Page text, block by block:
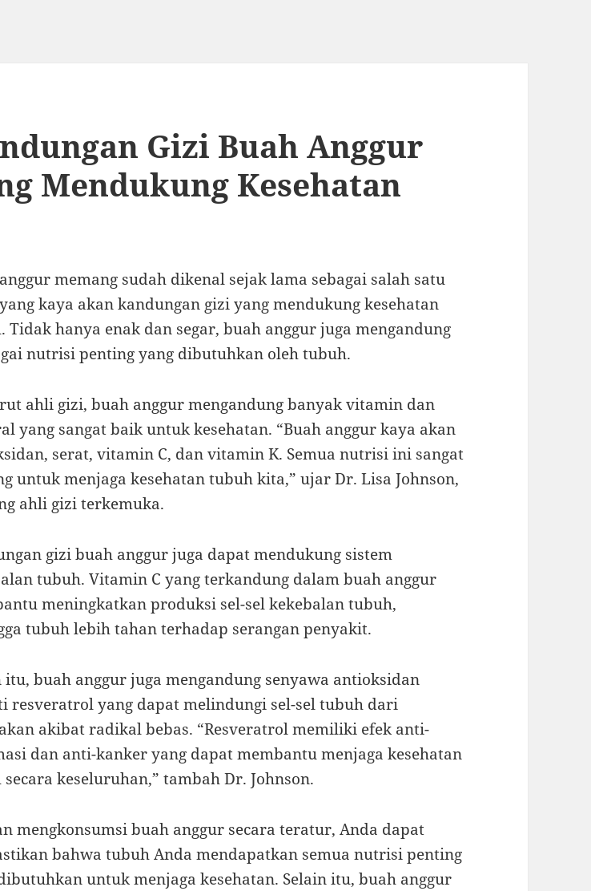
Gizi Buah Anggur
Mendukung Kesehatan
memang sudah dikenal sejak lama sebagai salah satu
kaya akan kandungan gizi yang mendukung kesehatan
Tidak hanya enak dan segar, buah anggur juga mengandung
nutrisi penting yang dibutuhkan oleh tubuh.
ahli gizi, buah anggur mengandung banyak vitamin dan
yang sangat baik untuk kesehatan. “Buah anggur kaya akan
serat, vitamin C, dan vitamin K. Semua nutrisi ini sangat
untuk menjaga kesehatan tubuh kita,” ujar Dr. Lisa Johnson,
ahli gizi terkemuka.
gizi buah anggur juga dapat mendukung sistem
tubuh. Vitamin C yang terkandung dalam buah anggur
meningkatkan produksi sel-sel kekebalan tubuh,
tubuh lebih tahan terhadap serangan penyakit.
itu, buah anggur juga mengandung senyawa antioksidan
resveratrol yang dapat melindungi sel-sel tubuh dari
akibat radikal bebas. “Resveratrol memiliki efek anti-
dan anti-kanker yang dapat membantu menjaga kesehatan
keseluruhan,” tambah Dr. Johnson.
mengkonsumsi buah anggur secara teratur, Anda dapat
bahwa tubuh Anda mendapatkan semua nutrisi penting
untuk menjaga kesehatan. Selain itu, buah anggur